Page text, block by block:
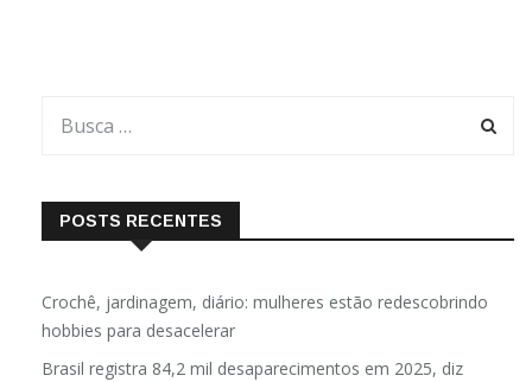
POSTS RECENTES
Crochê, jardinagem, diário: mulheres estão redescobrindo
hobbies para desacelerar
Brasil registra 84,2 mil desaparecimentos em 2025, diz